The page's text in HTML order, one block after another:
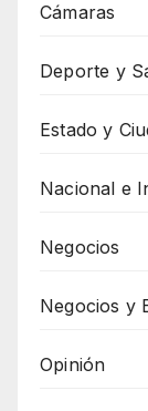
Cámaras
Deporte y
Estado y
Nacional e
Negocios
Negocios y
Opinión